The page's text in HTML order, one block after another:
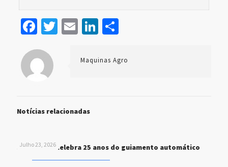
Facebook
Twitter
EmailLinkedIn
Share
Maquinas Agro
Notícias relacionadas
Julho 23, 2026
John Deere celebra 25 anos do guiamento automático